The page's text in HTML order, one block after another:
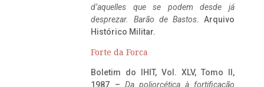
d’aquelles que se podem desde já
desprezar. Barão de Bastos. Arquivo
Histórico Militar.
Forte da Forca
Boletim do IHIT, Vol. XLV, Tomo II,
1987 – Da poliorcética à fortificação